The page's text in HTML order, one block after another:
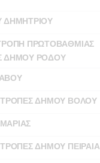
ΔΗΜΗΤΡΙΟΥ
ΠΡΩΤΟΒΑΘΜΙΑΣ
ΔΗΜΟΥ ΡΟΔΟΥ
ΔΗΜΟΥ ΒΟΛΟΥ
ΔΗΜΟΥ ΠΕΙΡΑΙΑ